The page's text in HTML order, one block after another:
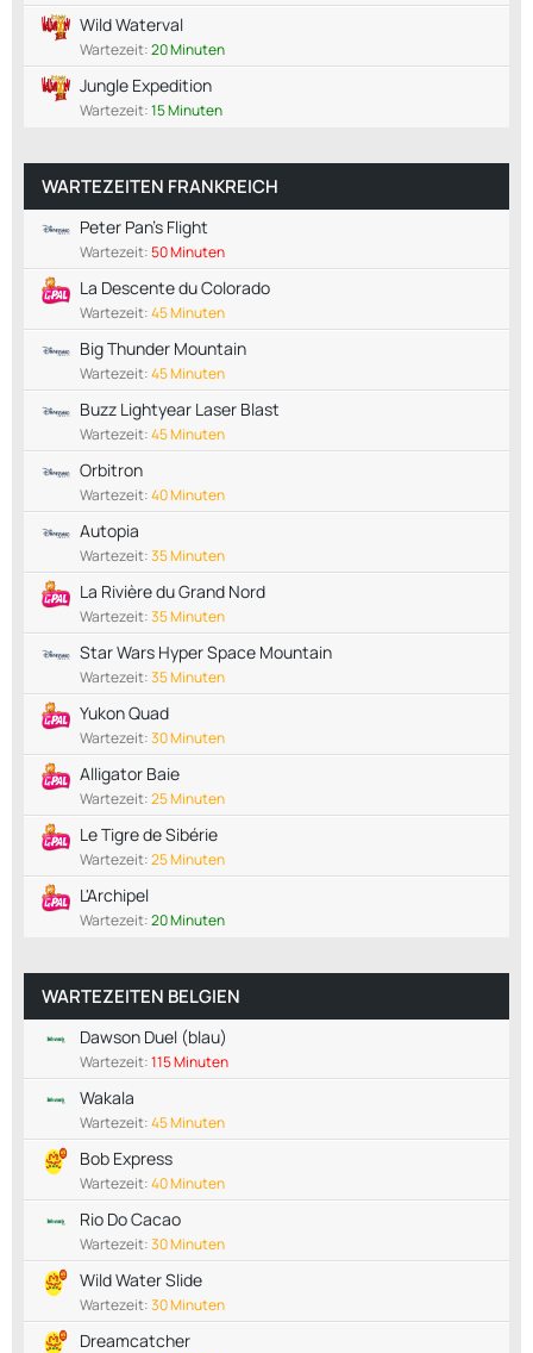
Wild Waterval
Wartezeit:20 Minuten
Jungle Expedition
Wartezeit:15 Minuten
WARTEZEITEN FRANKREICH
Peter Pan's Flight
Wartezeit:50 Minuten
La Descente du Colorado
Wartezeit:45 Minuten
Big Thunder Mountain
Wartezeit:45 Minuten
Buzz Lightyear Laser Blast
Wartezeit:45 Minuten
Orbitron
Wartezeit:40 Minuten
Autopia
Wartezeit:35 Minuten
La Rivière du Grand Nord
Wartezeit:35 Minuten
Star Wars Hyper Space Mountain
Wartezeit:35 Minuten
Yukon Quad
Wartezeit:30 Minuten
Alligator Baie
Wartezeit:25 Minuten
Le Tigre de Sibérie
Wartezeit:25 Minuten
L'Archipel
Wartezeit:20 Minuten
WARTEZEITEN BELGIEN
Dawson Duel (blau)
Wartezeit:115 Minuten
Wakala
Wartezeit:45 Minuten
Bob Express
Wartezeit:40 Minuten
Rio Do Cacao
Wartezeit:30 Minuten
Wild Water Slide
Wartezeit:30 Minuten
Dreamcatcher